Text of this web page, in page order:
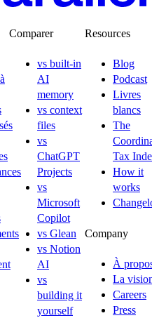
Comparer
vs built-in
AI
memory
vs context
files
vs
ChatGPT
Projects
vs
Microsoft
Copilot
vs Glean
vs Notion
AI
vs
building it
yourself
Resources
Blog
Podcast
Livres
blancs
The
Tax
How it
works
Company
À
La
Careers
Press